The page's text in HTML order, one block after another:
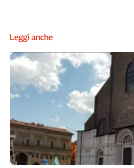
Leggi anche